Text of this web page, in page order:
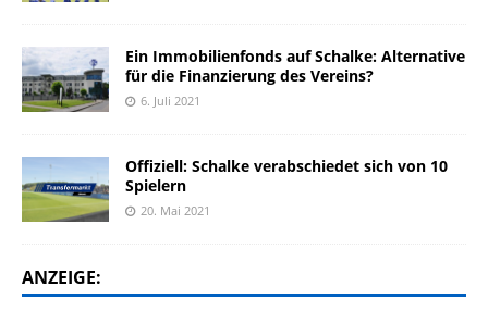
Ein Immobilienfonds auf Schalke: Alternative
für die Finanzierung des Vereins?
6. Juli 2021
Offiziell: Schalke verabschiedet sich von 10
Spielern
20. Mai 2021
ANZEIGE: